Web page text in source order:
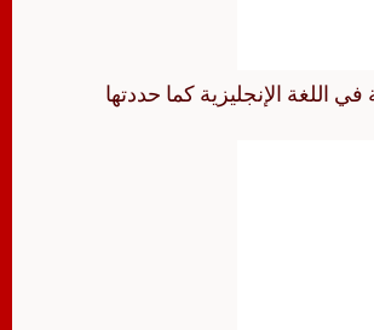
كلمة في اللغة الإنجليزية كما حددتها